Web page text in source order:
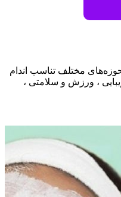
در حوزه‌های مختلف تناسب اندام
، ورزش و سلامتی ،